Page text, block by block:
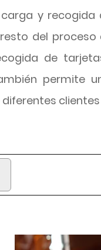
y
del proceso
de
permite